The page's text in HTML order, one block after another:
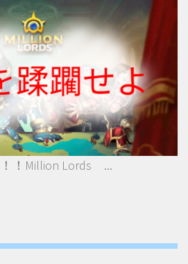
！Million Lords ...